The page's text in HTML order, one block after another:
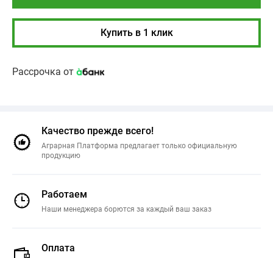
Купить в 1 клик
Рассрочка от
Качество прежде всего!
Аграрная Платформа предлагает только официальную
продукцию
Работаем
Наши менеджера борются за каждый ваш заказ
Оплата